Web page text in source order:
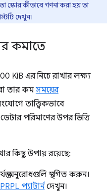
স্কোর কীভাবে গণনা করা হয় তা
দেখুন।
কমাতে
এর নিচে রাখার লক্ষ্য
তার কম সময়ের
তাত্ত্বিকভাবে
পরিমাণের উপর ভিত্তি
কিছু উপায় রয়েছে:
অনুরোধগুলি স্থগিত করুন।
PRPL প্যাটার্নদেখুন।